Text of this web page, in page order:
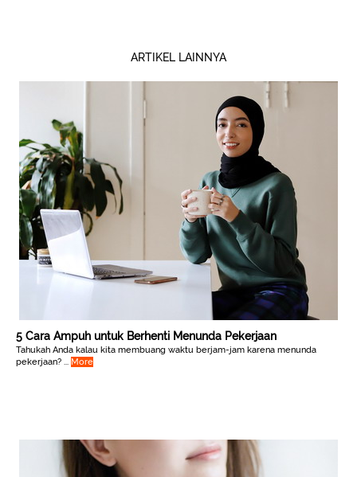
ARTIKEL LAINNYA
5 Cara Ampuh untuk Berhenti Menunda Pekerjaan
Tahukah Anda kalau kita membuang waktu berjam-jam karena menunda
pekerjaan? ... More